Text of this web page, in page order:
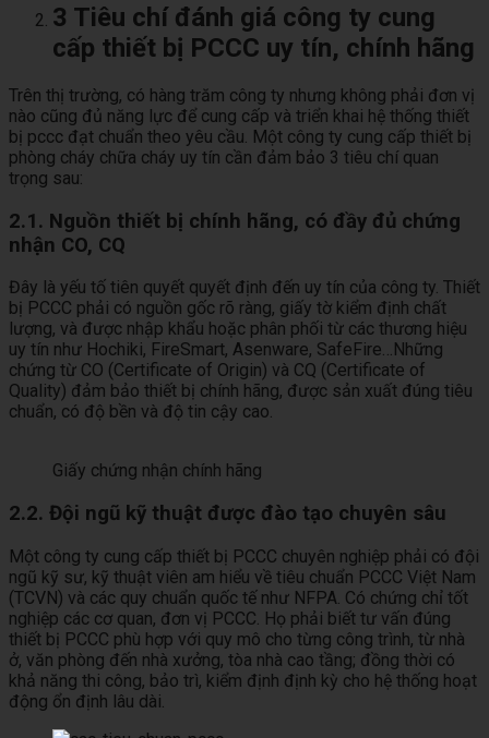
3 Tiêu chí đánh giá công ty cung
cấp thiết bị PCCC uy tín, chính hãng
Trên thị trường, có hàng trăm công ty nhưng không phải đơn vị
nào cũng đủ năng lực để cung cấp và triển khai hệ thống thiết
bị pccc đạt chuẩn theo yêu cầu. Một công ty cung cấp thiết bị
phòng cháy chữa cháy uy tín cần đảm bảo 3 tiêu chí quan
trọng sau:
2.1. Nguồn thiết bị chính hãng, có đầy đủ chứng
nhận CO, CQ
Đây là yếu tố tiên quyết quyết định đến uy tín của công ty. Thiết
bị PCCC phải có nguồn gốc rõ ràng, giấy tờ kiểm định chất
lượng, và được nhập khẩu hoặc phân phối từ các thương hiệu
uy tín như Hochiki, FireSmart, Asenware, SafeFire…Những
chứng từ CO (Certificate of Origin) và CQ (Certificate of
Quality) đảm bảo thiết bị chính hãng, được sản xuất đúng tiêu
chuẩn, có độ bền và độ tin cậy cao.
Giấy chứng nhận chính hãng
2.2. Đội ngũ kỹ thuật được đào tạo chuyên sâu
Một công ty cung cấp thiết bị PCCC chuyên nghiệp phải có đội
ngũ kỹ sư, kỹ thuật viên am hiểu về tiêu chuẩn PCCC Việt Nam
(TCVN) và các quy chuẩn quốc tế như NFPA. Có chứng chỉ tốt
nghiệp các cơ quan, đơn vị PCCC. Họ phải biết tư vấn đúng
thiết bị PCCC phù hợp với quy mô cho từng công trình, từ nhà
ở, văn phòng đến nhà xưởng, tòa nhà cao tầng; đồng thời có
khả năng thi công, bảo trì, kiểm định định kỳ cho hệ thống hoạt
động ổn định lâu dài.